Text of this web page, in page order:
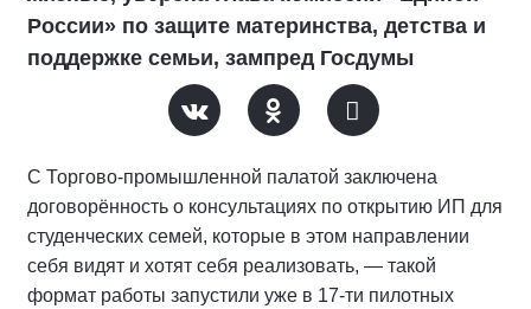
России» по защите материнства, детства и
поддержке семьи, зампред Госдумы
С Торгово-промышленной палатой заключена
договорённость о консультациях по открытию ИП для
студенческих семей, которые в этом направлении
себя видят и хотят себя реализовать, — такой
формат работы запустили уже в 17-ти пилотных